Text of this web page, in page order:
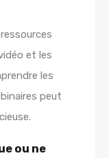
et les
les
peut
ou ne